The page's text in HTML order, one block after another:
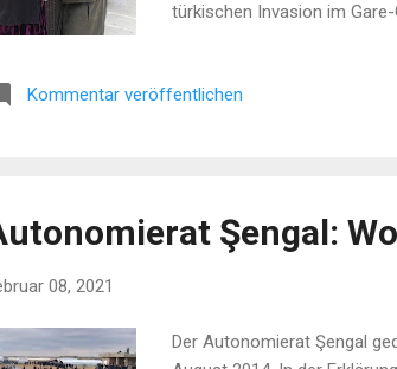
türkischen Invasion im
Autonomieregion Kurdistan
Kommentar veröffentlichen
Şengal:
08, 2021
Der Autonomierat Şengal